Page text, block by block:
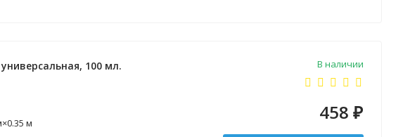
100 мл.
м
В наличии
458 ₽